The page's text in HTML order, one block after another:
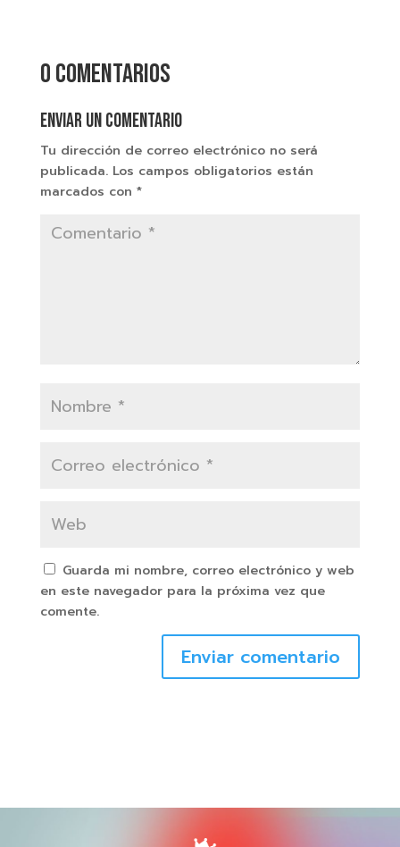
0 comentarios
Enviar un comentario
Tu dirección de correo electrónico no será
publicada. Los campos obligatorios están
marcados con *
Guarda mi nombre, correo electrónico y web
en este navegador para la próxima vez que
comente.
Enviar comentario